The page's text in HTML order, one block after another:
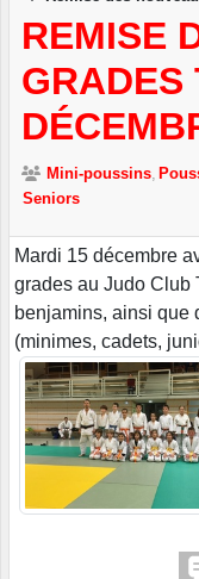
REMISE
GRADES
Mini-poussins
Seniors
Mardi 15 décembre
grades au Judo Club
benjamins, ainsi que
(minimes, cadets,